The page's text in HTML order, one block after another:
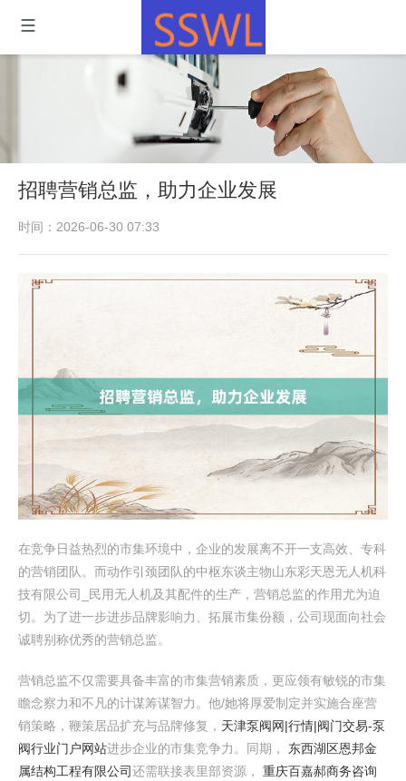
招聘营销总监，助力企业发展
时间：2026-06-30 07:33
在竞争日益热烈的市集环境中，企业的发展离不开一支高效、专科
的营销团队。而动作引颈团队的中枢东谈主物山东彩天恩无人机科
技有限公司_民用无人机及其配件的生产，营销总监的作用尤为迫
切。为了进一步进步品牌影响力、拓展市集份额，公司现面向社会
诚聘别称优秀的营销总监。
营销总监不仅需要具备丰富的市集营销素质，更应领有敏锐的市集
瞻念察力和不凡的计谋筹谋智力。他/她将厚爱制定并实施合座营
销策略，鞭策居品扩充与品牌修复， 天津泵阀网|行情|阀门交易-泵
阀行业门户网站进步企业的市集竞争力。同期， 东西湖区恩邦金
属结构工程有限公司还需联接表里部资源， 重庆百嘉郝商务咨询